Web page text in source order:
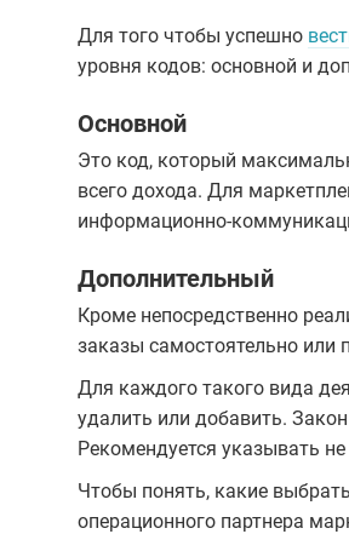
Для того чтобы успешно
уровня кодов: основной и
Основной
Это код, который
всего дохода. Для
информационно-
Дополнительный
Кроме непосредственно
заказы самостоятельно или
Для каждого такого вида
удалить или добавить.
Рекомендуется указывать
Чтобы понять, какие
операционного партнера